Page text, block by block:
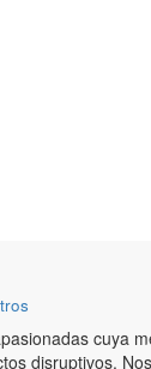
cuya
disruptivos.